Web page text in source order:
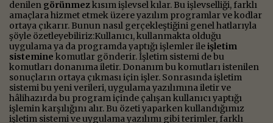
denilen görünmezkısım işlevsel kılar. Bu işlevselliği, farklı
amaçlara hizmet etmek üzere yazılım programlar ve kodlar
ortaya çıkarır. Bunun nasıl gerçekleştiğini genel hatlarıyla
şöyle özetleyebiliriz:Kullanıcı, kullanmakta olduğu
uygulama ya da programda yaptığı işlemler ileişletim
sistemine komutlar gönderir. İşletim sistemi de bu
komutları donanıma iletir. Donanım bu komutları istenilen
sonuçların ortaya çıkması için işler. Sonrasında işletim
sistemi bu yeni verileri, uygulama yazılımına iletir ve
hâlihazırda bu program içinde çalışan kullanıcı yaptığı
işlemin karşılığını alır. Bu özeti yaparken kullandığımız
işletim sistemi ve uygulama yazılımı gibi terimler, farklı